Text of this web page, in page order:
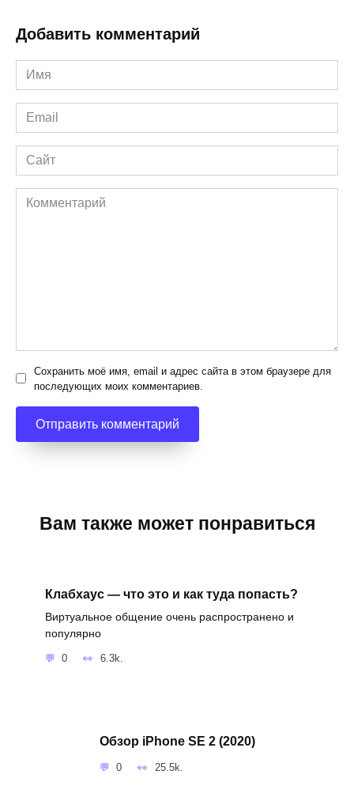
Добавить комментарий
Имя
*
Email
*
Сайт
Комментарий
Сохранить моё имя, email и адрес сайта в этом браузере для
последующих моих комментариев.
Вам также может понравиться
Клабхаус — что это и как туда попасть?
Виртуальное общение очень распространено и
популярно
0 6.3k.
Обзор iPhone SE 2 (2020)
0 25.5k.